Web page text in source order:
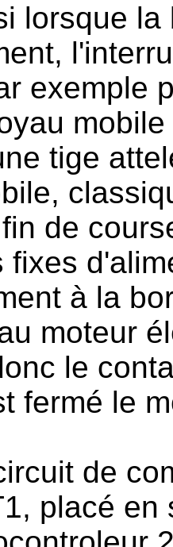
lorsque la
exemple
tige
de
fixes
à la
moteur
le
fermé le
de
placé